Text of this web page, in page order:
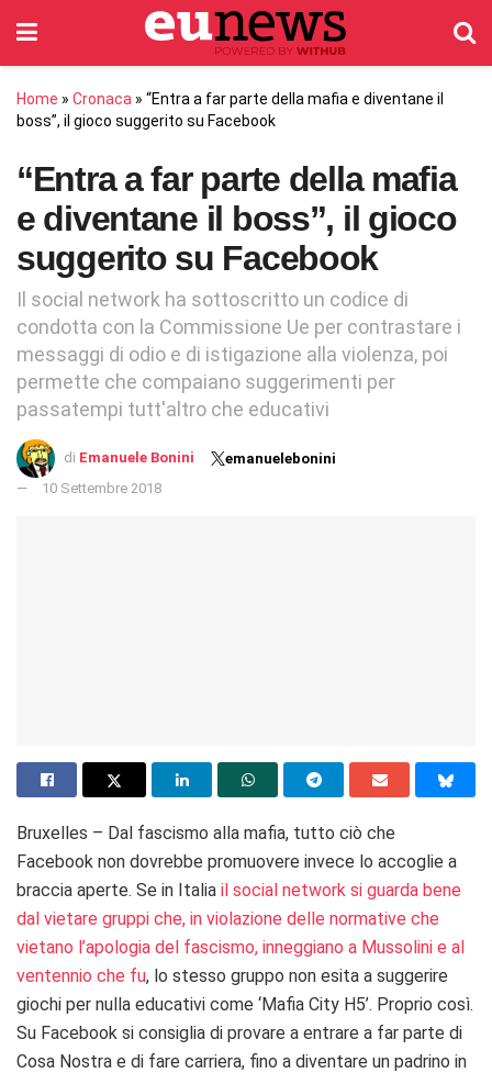
Home » Cronaca » “Entra a far parte della mafia e diventane il
boss”, il gioco suggerito su Facebook
“Entra a far parte della mafia
e diventane il boss”, il gioco
suggerito su Facebook
Il social network ha sottoscritto un codice di
condotta con la Commissione Ue per contrastare i
messaggi di odio e di istigazione alla violenza, poi
permette che compaiano suggerimenti per
passatempi tutt'altro che educativi
di Emanuele Bonini
emanuelebonini
10 Settembre 2018
Bruxelles – Dal fascismo alla mafia, tutto ciò che
Facebook non dovrebbe promuovere invece lo accoglie a
braccia aperte. Se in Italia il social network si guarda bene
dal vietare gruppi che, in violazione delle normative che
vietano l’apologia del fascismo, inneggiano a Mussolini e al
ventennio che fu, lo stesso gruppo non esita a suggerire
giochi per nulla educativi come ‘Mafia City H5’. Proprio così.
Su Facebook si consiglia di provare a entrare a far parte di
Cosa Nostra e di fare carriera, fino a diventare un padrino in